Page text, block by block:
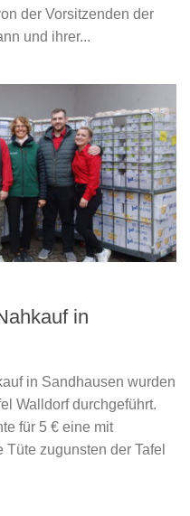
der Vorsitzenden der
und ihrer...
in
in Sandhausen wurden
Walldorf durchgeführt.
für 5 € eine mit
zugunsten der Tafel